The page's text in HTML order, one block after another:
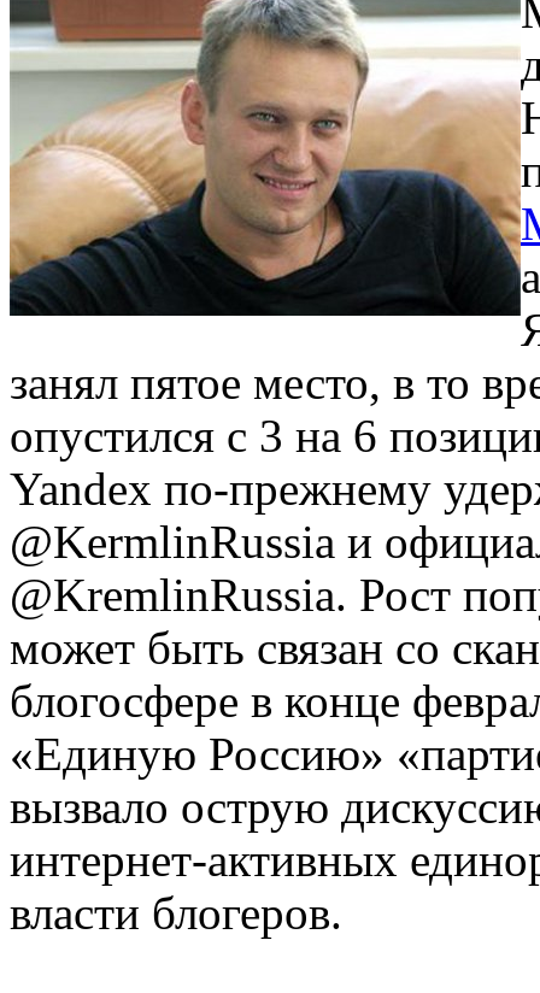
занял пятое место, в то
опустился с 3 на 6
Yandex по-прежнему
@KermlinRussia и
@KremlinRussia. Рост
может быть связан со
блогосфере в конце
«Единую Россию»
вызвало острую
интернет-активных
власти блогеров.